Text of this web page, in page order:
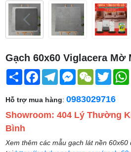
Gạch 60x60 Viglacera Mờ
Share FacebookTelegramMessenger
WeChatTwitter
Hỗ trợ mua hàng:0983029716
Showroom: 404 Lý Thường
Bình
Xem thêm các mẫu gạch lát nền 60x60